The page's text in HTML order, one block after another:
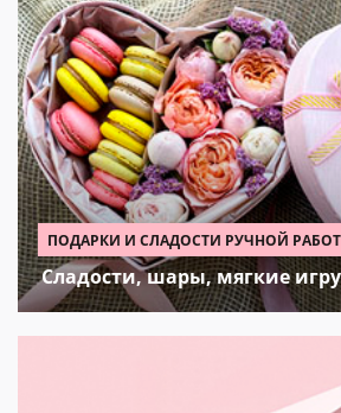
ПОДАРКИ И СЛАДОСТИ РУЧНОЙ
Сладости, шары, мягкие